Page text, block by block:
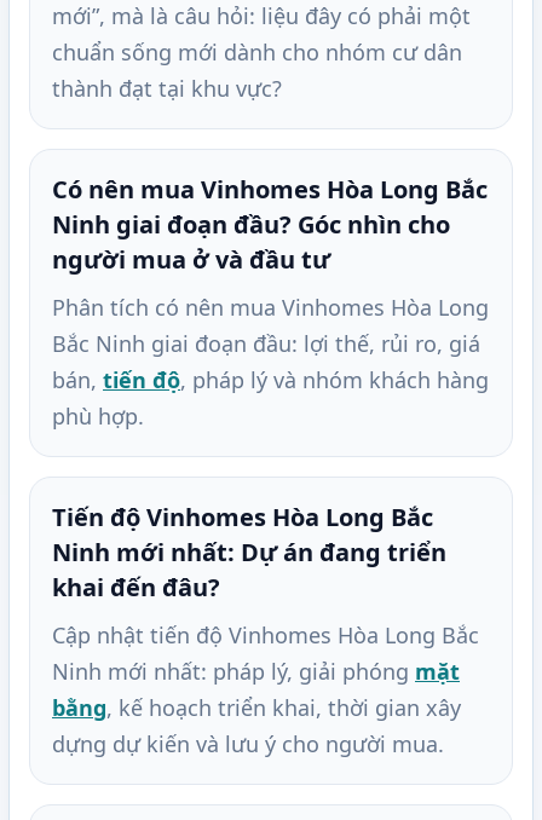
mới”, mà là câu hỏi: liệu đây có phải một
chuẩn sống mới dành cho nhóm cư dân
thành đạt tại khu vực?
Có nên mua Vinhomes Hòa Long Bắc
Ninh giai đoạn đầu? Góc nhìn cho
người mua ở và đầu tư
Phân tích có nên mua Vinhomes Hòa Long
Bắc Ninh giai đoạn đầu: lợi thế, rủi ro, giá
bán, tiến độ, pháp lý và nhóm khách hàng
phù hợp.
Tiến độ Vinhomes Hòa Long Bắc
Ninh mới nhất: Dự án đang triển
khai đến đâu?
Cập nhật tiến độ Vinhomes Hòa Long Bắc
Ninh mới nhất: pháp lý, giải phóng mặt
bằng, kế hoạch triển khai, thời gian xây
dựng dự kiến và lưu ý cho người mua.